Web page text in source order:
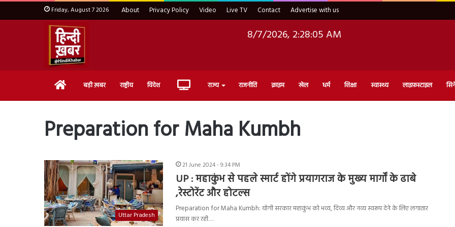
Friday, August 7 2026 About Privacy Policy Video Live TV Contact Advertise with us
8/7/2026, 2:28:06 AM
Home बड़ी ख़बर राष्ट्रीय विदेश Live राज्य राजनीति क्राइम खेल धर्म शिक्षा स्वास्थ्य लाइफ़स्टाइल
Preparation for Maha Kumbh
Uttar Pradesh
21 June 2024 - 9:34 PM
UP : महाकुंभ से पहले स्मार्ट होंगे प्रयागराज के मुख्य मार्गों के ढाबे
,रेस्टोरेंट और होटल्स
Preparation for Maha Kumbh: योगी सरकार महाकुंभ को भव्य, दिव्य और नव्य स्वरूप देने के लिए लगातार
प्रयास कर रही…